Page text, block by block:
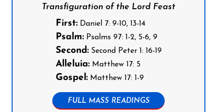
Transfiguration of the Lord Feast
First:Daniel 7: 9-10, 13-14
Psalm:Psalms 97: 1-2, 5-6, 9
Second:Second Peter 1: 16-19
Alleluia:Matthew 17: 5
Gospel:Matthew 17: 1-9
FULL MASS READINGS